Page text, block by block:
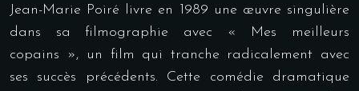
Jean-Marie Poiré livre en 1989 une œuvre singulière
dans sa filmographie avec « Mes meilleurs
copains », un film qui tranche radicalement avec
ses succès précédents. Cette comédie dramatique